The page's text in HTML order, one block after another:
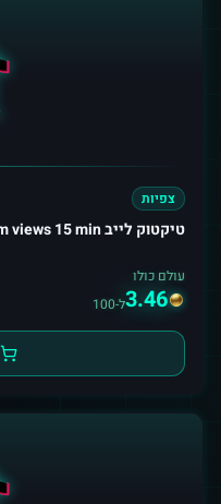
צפיות
טיקטוק לייב stream views 15 min (איכותיים / מהיר)
עולם כולו
3.46ל-100